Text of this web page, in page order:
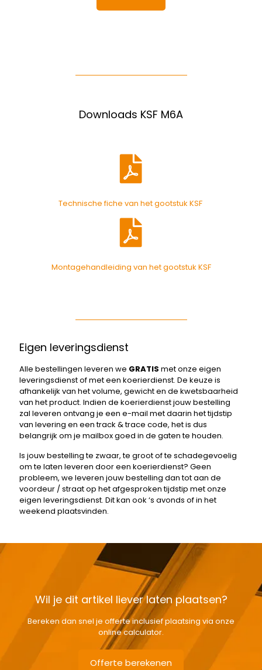
Downloads KSF M6A
Technische fiche van het gootstuk KSF
Montagehandleiding van het gootstuk KSF
Eigen leveringsdienst
Alle bestellingen leveren we GRATIS met onze eigen
leveringsdienst of met een koerierdienst. De keuze is
afhankelijk van het volume, gewicht en de kwetsbaarheid
van het product. Indien de koerierdienst jouw bestelling
zal leveren ontvang je een e-mail met daarin het tijdstip
van levering en een track & trace code, het is dus
belangrijk om je mailbox goed in de gaten te houden.
Is jouw bestelling te zwaar, te groot of te schadegevoelig
om te laten leveren door een koerierdienst? Geen
probleem, we leveren jouw bestelling dan tot aan de
voordeur / straat op het afgesproken tijdstip met onze
eigen leveringsdienst. Dit kan ook ‘s avonds of in het
weekend plaatsvinden.
Wil je dit artikel liever laten plaatsen?
Bereken dan snel je offerte inclusief plaatsing via onze
online calculator.
Offerte berekenen